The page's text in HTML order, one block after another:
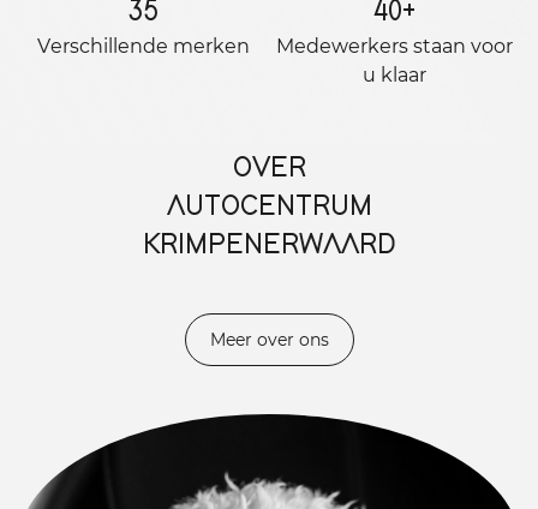
35
Verschillende merken
40+
Medewerkers staan ​​voor
u klaar
OVER
AUTOCENTRUM
KRIMPENERWAARD
Meer over ons